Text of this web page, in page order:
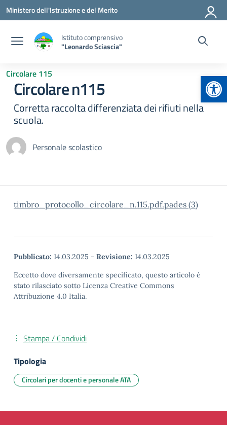
Vai ai contenuti
Vai al menu di navigazione
Vai al footer
Ministero dell'Istruzione e del Merito
Istituto comprensivo
"Leonardo Sciascia"
Circolare 115
Circolare n115
Corretta raccolta differenziata dei rifiuti nella
scuola.
Personale scolastico
timbro_protocollo_circolare_n.115.pdf.pades (3)
Pubblicato: 14.03.2025 - Revisione: 14.03.2025
Eccetto dove diversamente specificato, questo articolo è
stato rilasciato sotto Licenza Creative Commons
Attribuzione 4.0 Italia.
Stampa / Condividi
Tipologia
Circolari per docenti e personale ATA